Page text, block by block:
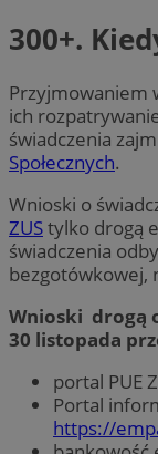
300+.
Przyjmowaniem
ich
świadczenia
Społecznych.
Wnioski o
ZUStylko drogą
świadczenia
bezgotówkowej,
Wnioski drogą
30 listopada
portal PUE
Portal
https://